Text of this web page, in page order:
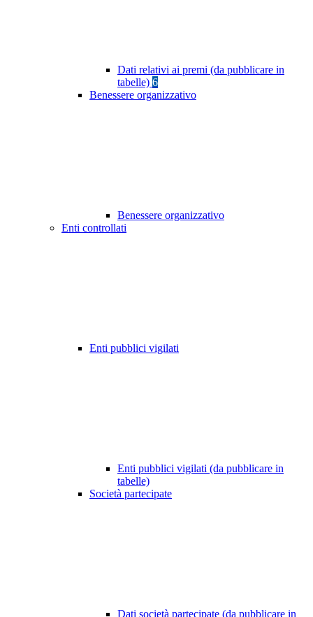
Dati relativi ai premi (da pubblicare in
tabelle) 6
Benessere organizzativo
Benessere organizzativo
Enti controllati
Enti pubblici vigilati
Enti pubblici vigilati (da pubblicare in
tabelle)
Società partecipate
Dati società partecipate (da pubblicare in